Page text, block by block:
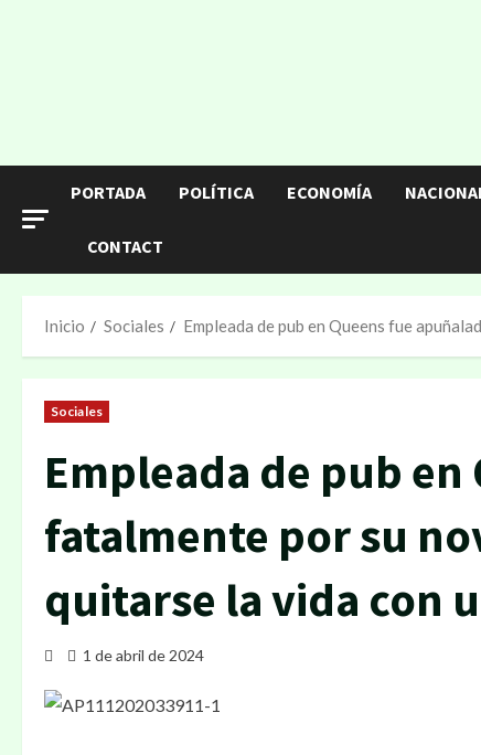
PORTADA POLÍTICA ECONOMÍA
CONTACT
Inicio Sociales Empleada de pub en Queens fue
Sociales
Empleada de pub
fatalmente por su
quitarse la vida con
1 de abril de 2024